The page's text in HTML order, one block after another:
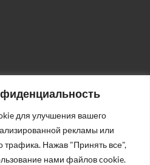
для улучшения вашего
рекламы или
трафика. Нажав "Принять все",
нами файлов cookie.